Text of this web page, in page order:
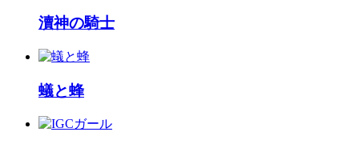
瀆神の騎士
蟻と蜂